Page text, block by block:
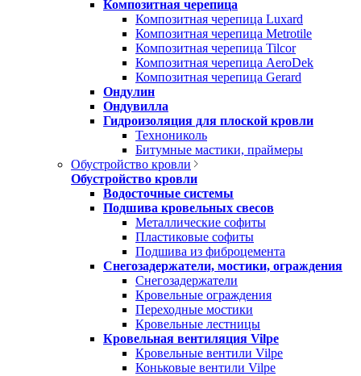
Композитная черепица
Композитная черепица Luxard
Композитная черепица Metrotile
Композитная черепица Tilcor
Композитная черепица AeroDek
Композитная черепица Gerard
Ондулин
Ондувилла
Гидроизоляция для плоской кровли
Технониколь
Битумные мастики, праймеры
Обустройство кровли
Обустройство кровли
Водосточные системы
Подшива кровельных свесов
Металлические софиты
Пластиковые софиты
Подшива из фиброцемента
Снегозадержатели, мостики, ограждения
Снегозадержатели
Кровельные ограждения
Переходные мостики
Кровельные лестницы
Кровельная вентиляция Vilpe
Кровельные вентили Vilpe
Коньковые вентили Vilpe